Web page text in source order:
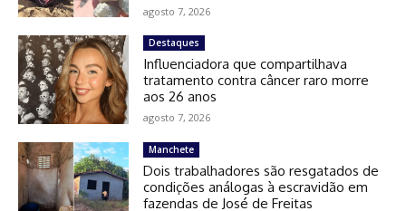
agosto 7, 2026
Destaques
Influenciadora que compartilhava
tratamento contra câncer raro morre
aos 26 anos
agosto 7, 2026
Manchete
Dois trabalhadores são resgatados de
condições análogas à escravidão em
fazendas de José de Freitas